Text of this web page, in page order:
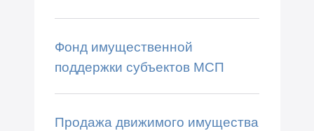
Фонд имущественной
поддержки субъектов МСП
Продажа движимого имущества